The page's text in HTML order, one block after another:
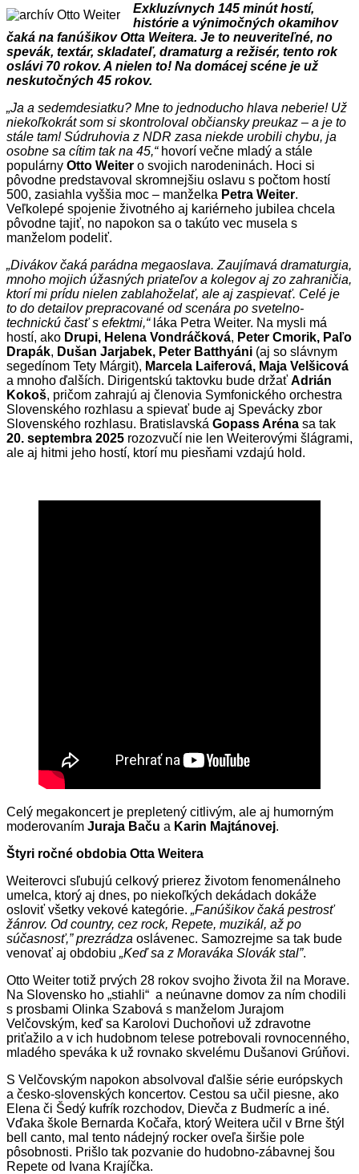
Exkluzívnych 145 minút hostí,
histórie a výnimočných okamihov
čaká na fanúšikov Otta Weitera. Je to neuveriteľné, no
spevák, textár, skladateľ, dramaturg a režisér, tento rok
oslávi 70 rokov. A nielen to! Na domácej scéne je už
neskutočných 45 rokov.
„Ja a sedemdesiatku? Mne to jednoducho hlava neberie! Už
niekoľkokrát som si skontroloval občiansky preukaz – a je to
stále tam! Súdruhovia z NDR zasa niekde urobili chybu, ja
osobne sa cítim tak na 45,“ hovorí večne mladý a stále
populárny Otto Weiter o svojich narodeninách. Hoci si
pôvodne predstavoval skromnejšiu oslavu s počtom hostí
500, zasiahla vyššia moc – manželka Petra Weiter.
Veľkolepé spojenie životného aj kariérneho jubilea chcela
pôvodne tajiť, no napokon sa o takúto vec musela s
manželom podeliť.
„Divákov čaká parádna megaoslava. Zaujímavá dramaturgia,
mnoho mojich úžasných priateľov a kolegov aj zo zahraničia,
ktorí mi prídu nielen zablahoželať, ale aj zaspievať. Celé je
to do detailov prepracované od scenára po svetelno-
technickú časť s efektmi,“láka Petra Weiter. Na mysli má
hostí, ako Drupi, Helena Vondráčková, Peter Cmorik, Paľo
Drapák, Dušan Jarjabek, Peter Batthyáni (aj so slávnym
segedínom Tety Márgit), Marcela Laiferová, Maja Velšicová
a mnoho ďalších. Dirigentskú taktovku bude držať Adrián
Kokoš, pričom zahrajú aj členovia Symfonického orchestra
Slovenského rozhlasu a spievať bude aj Spevácky zbor
Slovenského rozhlasu. Bratislavská Gopass Aréna sa tak
20. septembra 2025 rozozvučí nie len Weiterovými šlágrami,
ale aj hitmi jeho hostí, ktorí mu piesňami vzdajú hold.
Celý megakoncert je prepletený citlivým, ale aj humorným
moderovaním Juraja Baču a Karin Majtánovej.
Štyri ročné obdobia Otta Weitera
Weiterovci sľubujú celkový prierez životom fenomenálneho
umelca, ktorý aj dnes, po niekoľkých dekádach dokáže
osloviť všetky vekové kategórie. „Fanúšikov čaká pestrosť
žánrov. Od country, cez rock, Repete, muzikál, až po
súčasnosť,” prezrádza oslávenec. Samozrejme sa tak bude
venovať aj obdobiu „Keď sa z Moraváka Slovák stal”.
Otto Weiter totiž prvých 28 rokov svojho života žil na Morave.
Na Slovensko ho „stiahli“ a neúnavne domov za ním chodili
s prosbami Olinka Szabová s manželom Jurajom
Velčovským, keď sa Karolovi Duchoňovi už zdravotne
priťažilo a v ich hudobnom telese potrebovali rovnocenného,
mladého speváka k už rovnako skvelému Dušanovi Grúňovi.
S Velčovským napokon absolvoval ďalšie série európskych
a česko-slovenských koncertov. Cestou sa učil piesne, ako
Elena či Šedý kufrík rozchodov, Dievča z Budmeríc a iné.
Vďaka škole Bernarda Kočařa, ktorý Weitera učil v Brne štýl
bell canto, mal tento nádejný rocker oveľa širšie pole
pôsobnosti. Prišlo tak pozvanie do hudobno-zábavnej šou
Repete od Ivana Krajíčka.